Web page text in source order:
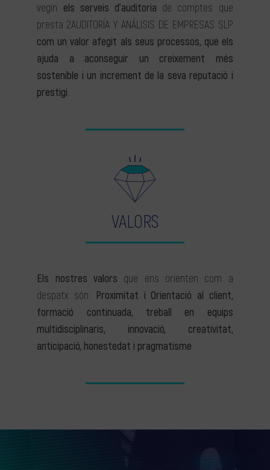
vegin els serveis d’auditoria de comptes que
presta 2AUDITORÍA Y ANÁLISIS DE EMPRESAS SLP
com un valor afegit als seus processos, que els
ajuda a aconseguir un creixement més
sostenible i un increment de la seva reputació i
prestigi.
VALORS
Els nostres valors que ens orienten com a
despatx són: Proximitat i Orientació al client,
formació continuada, treball en equips
multidisciplinaris, innovació, creativitat,
anticipació, honestedat i pragmatisme.